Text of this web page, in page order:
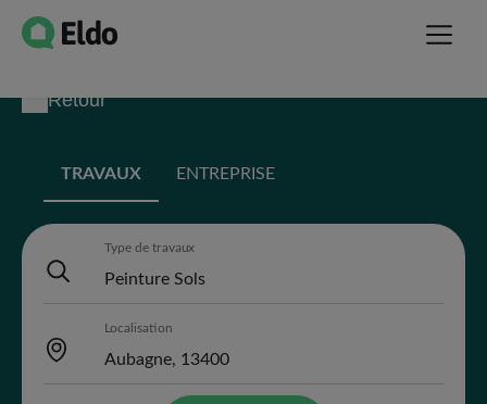
Retour
TRAVAUX ENTREPRISE
Type de travaux
Localisation